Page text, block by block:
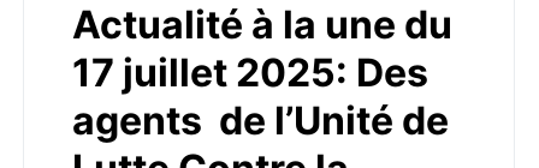
Actualité à la une du
17 juillet 2025: Des
agents de l’Unité de